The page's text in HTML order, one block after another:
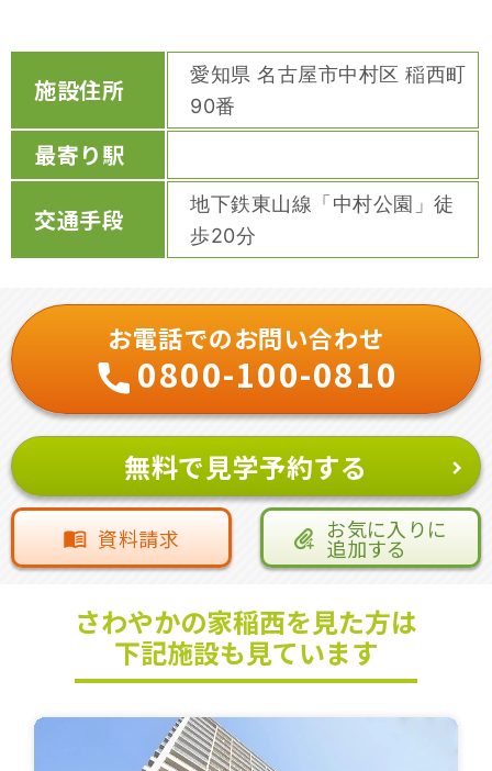
施設住所
愛知県 名古屋市中村区 稲西町
90番
最寄り駅
交通手段
地下鉄東山線「中村公園」徒
歩20分
お電話でのお問い合わせ
0800-100-0810
無料で見学予約する
資料請求 お気に入りに
追加する
さわやかの家稲西を見た方は
下記施設も見ています